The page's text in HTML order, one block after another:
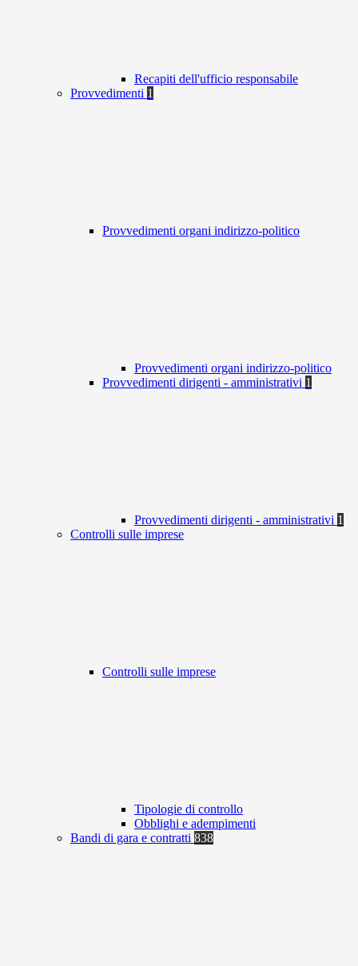
Recapiti dell'ufficio responsabile
Provvedimenti 1
Provvedimenti organi indirizzo-politico
Provvedimenti organi indirizzo-politico
Provvedimenti dirigenti - amministrativi 1
Provvedimenti dirigenti - amministrativi 1
Controlli sulle imprese
Controlli sulle imprese
Tipologie di controllo
Obblighi e adempimenti
Bandi di gara e contratti 838